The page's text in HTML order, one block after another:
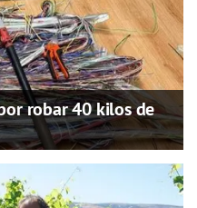
robar 40 kilos de